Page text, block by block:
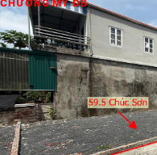
CHƯƠNG MỸ ĐB